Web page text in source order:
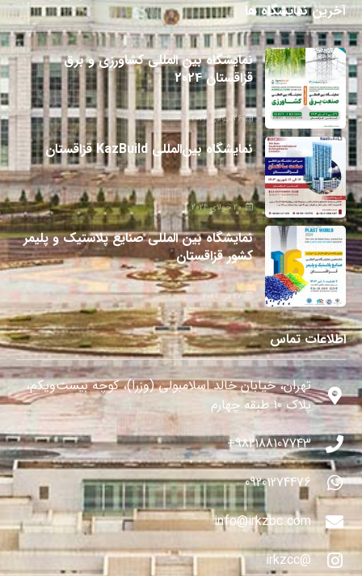
آخرین نمایشگاه ها
نمایشگاه بین المللی کشاورزی و برق
قزاقستان 2024
26 جولای 2024
نمایشگاه بین‌المللی KazBuild قزاقستان
20 جولای 2024
نمایشگاه بین المللی صنایع پلاستیک و پلیمر
کشور قزاقستان
27 می 2024
اطلاعات تماس
تهران، خیابان خالد اسلامبولی (وزرا)، کوچه بیست‌ویکم،
پلاک ۱۰ طبقه چهارم
982188107743+
09201274476
info@irkzbc.com
@irkzcc